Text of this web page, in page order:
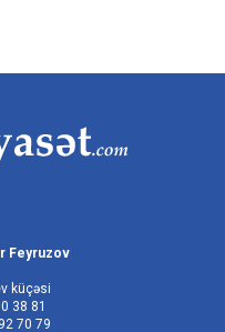
Feyruzov
küçəsi
38 81
70 79